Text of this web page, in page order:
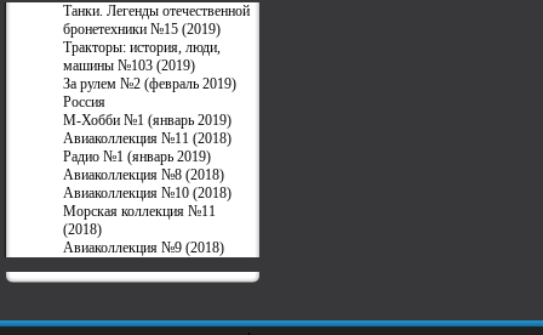
Танки. Легенды отечественной
бронетехники №15 (2019)
Тракторы: история, люди,
машины №103 (2019)
За рулем №2 (февраль 2019)
Россия
М-Хобби №1 (январь 2019)
Авиаколлекция №11 (2018)
Радио №1 (январь 2019)
Авиаколлекция №8 (2018)
Авиаколлекция №10 (2018)
Морская коллекция №11
(2018)
Авиаколлекция №9 (2018)